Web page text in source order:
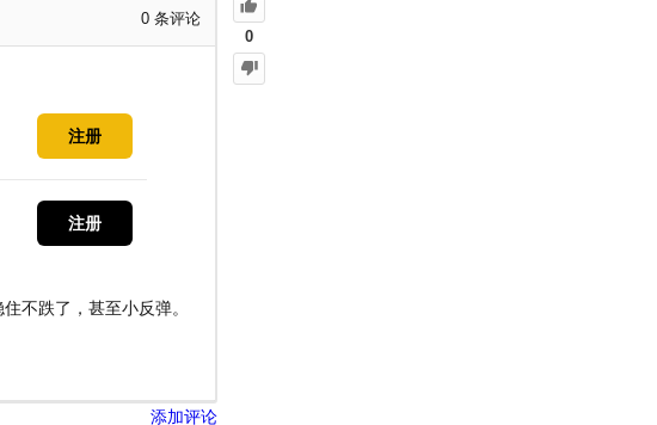
0
0 条评论
注册
注册
不跌了，甚至小反弹。
添加评论